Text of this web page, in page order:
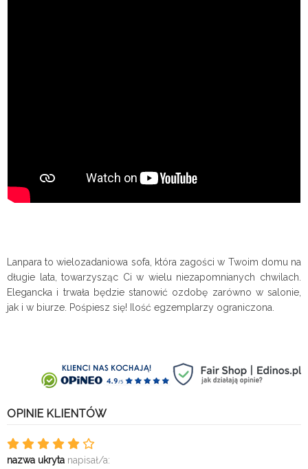
Lanpara to wielozadaniowa sofa, która zagości w Twoim domu na
długie lata, towarzysząc Ci w wielu niezapomnianych chwilach.
Elegancka i trwała będzie stanowić ozdobę zarówno w salonie,
jak i w biurze. Pośpiesz się! Ilość egzemplarzy ograniczona.
OPINIE KLIENTÓW
nazwa ukryta napisał/a: